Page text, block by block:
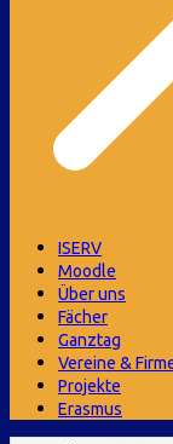
ISERV
Moodle
Über uns
Fächer
Ganztag
Vereine &
Projekte
Erasmus